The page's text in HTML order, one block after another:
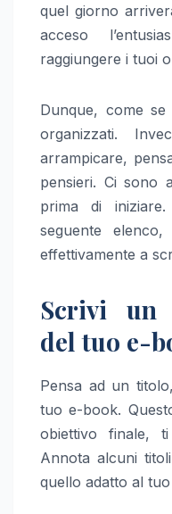
quel giorno
acceso
raggiungere i tuoi
Dunque, come
organizzati.
arrampicare,
pensieri. Ci sono
prima di
seguente
effettivamente a
Scrivi un
del tuo e-
Pensa ad un
tuo e-book.
obiettivo finale,
Annota alcuni
quello adatto al